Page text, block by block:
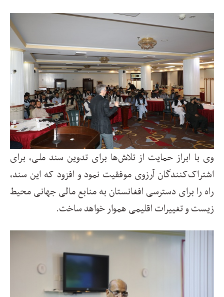
وی با ابراز حمایت از تلاش‌ها برای تدوین سند ملی، برای
اشتراک‌کنندگان آرزوی موفقیت نمود و افزود که این سند،
راه را برای دسترسی افغانستان به منابع مالی جهانی محیط
زیست و تغییرات اقلیمی هموار خواهد ساخت.